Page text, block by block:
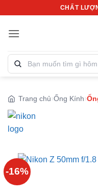
nội
CHẤT
Tìm
kiếm
phẩm:
Trang chủ Ống Kính
-16%